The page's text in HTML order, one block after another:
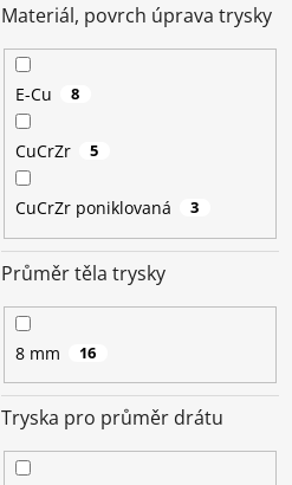
Materiál, povrch úprava trysky
E-Cu 8
CuCrZr 5
CuCrZr poniklovaná 3
Průměr těla trysky
8 mm 16
Tryska pro průměr drátu